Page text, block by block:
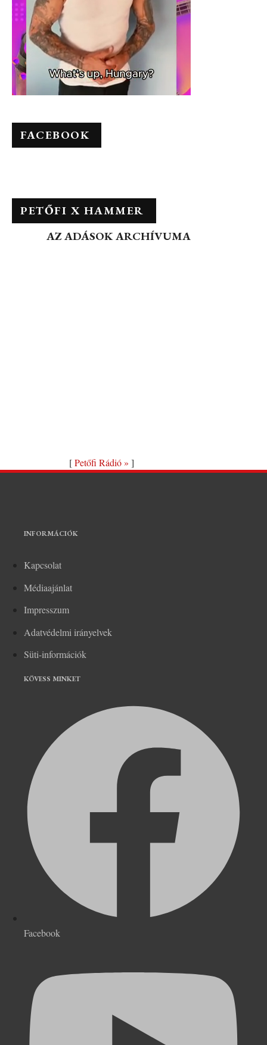
FACEBOOK
PETŐFI X HAMMER
AZ ADÁSOK ARCHÍVUMA
[Petőfi Rádió » ]
INFORMÁCIÓK
Kapcsolat
Médiaajánlat
Impresszum
Adatvédelmi irányelvek
Süti-információk
KÖVESS MINKET
Facebook